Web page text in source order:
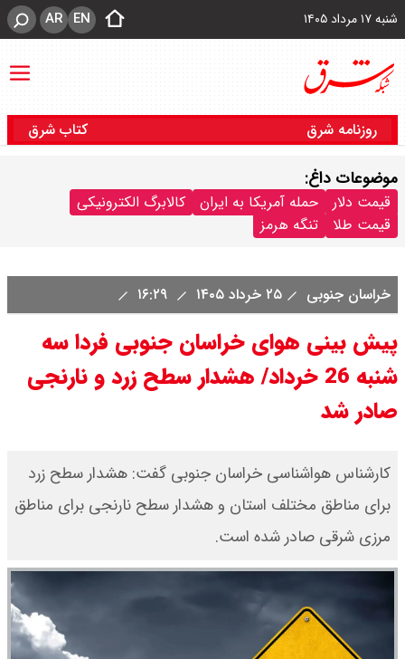
شنبه ۱۷ مرداد ۱۴۰۵ EN
AR
روزنامه شرق کتاب شرق
موضوعات داغ:
قیمت دلار حمله آمریکا به ایران
کالابرگ الکترونیکی
قیمت طلا
تنگه هرمز
خراسان‌ جنوبی ۲۵ خرداد ۱۴۰۵
پیش بینی هوای خراسان جنوبی فردا سه
شنبه 26 خرداد/ هشدار سطح زرد و نارنجی
صادر شد
کارشناس هواشناسی خراسان جنوبی گفت: هشدار سطح زرد
برای مناطق مختلف استان و هشدار سطح نارنجی برای مناطق
مرزی شرقی صادر شده است.